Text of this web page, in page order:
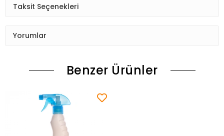
Taksit Seçenekleri
Yorumlar
Benzer Ürünler